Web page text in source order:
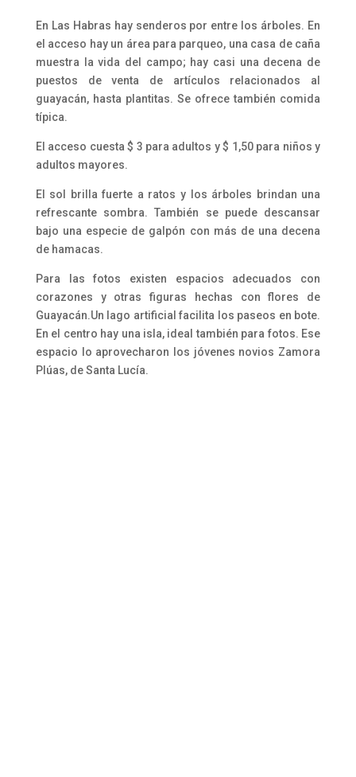
En Las Habras hay senderos por entre los árboles. En
el acceso hay un área para parqueo, una casa de caña
muestra la vida del campo; hay casi una decena de
puestos de venta de artículos relacionados al
guayacán, hasta plantitas. Se ofrece también comida
típica.
El acceso cuesta $ 3 para adultos y $ 1,50 para niños y
adultos mayores.
El sol brilla fuerte a ratos y los árboles brindan una
refrescante sombra. También se puede descansar
bajo una especie de galpón con más de una decena
de hamacas.
Para las fotos existen espacios adecuados con
corazones y otras figuras hechas con flores de
Guayacán.Un lago artificial facilita los paseos en bote.
En el centro hay una isla, ideal también para fotos. Ese
espacio lo aprovecharon los jóvenes novios Zamora
Plúas, de Santa Lucía.